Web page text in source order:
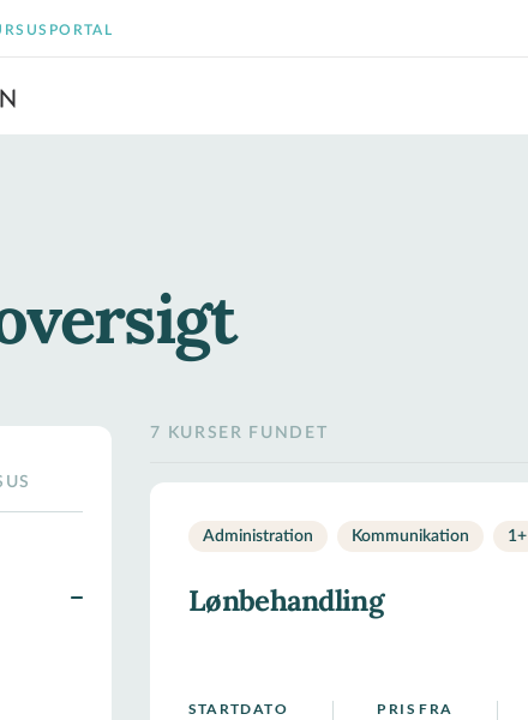
7 KURSER FUNDET
Administration Kommunikation 1+
Lønbehandling
STARTDATO PRIS FRA